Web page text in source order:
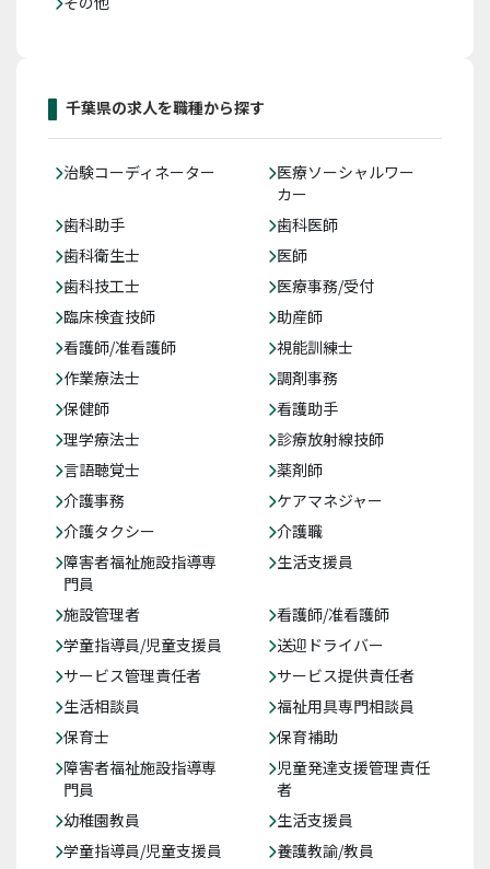
千葉県の求人を職種から探す
治験コーディネーター
医療ソーシャルワー
カー
歯科助手
歯科医師
歯科衛生士
医師
歯科技工士
医療事務/受付
臨床検査技師
助産師
看護師/准看護師
視能訓練士
作業療法士
調剤事務
保健師
看護助手
理学療法士
診療放射線技師
言語聴覚士
薬剤師
介護事務
ケアマネジャー
介護タクシー
介護職
障害者福祉施設指導専
門員
生活支援員
施設管理者
看護師/准看護師
学童指導員/児童支援員
送迎ドライバー
サービス管理責任者
サービス提供責任者
生活相談員
福祉用具専門相談員
保育士
保育補助
障害者福祉施設指導専
門員
児童発達支援管理責任
者
幼稚園教員
生活支援員
学童指導員/児童支援員
養護教諭/教員